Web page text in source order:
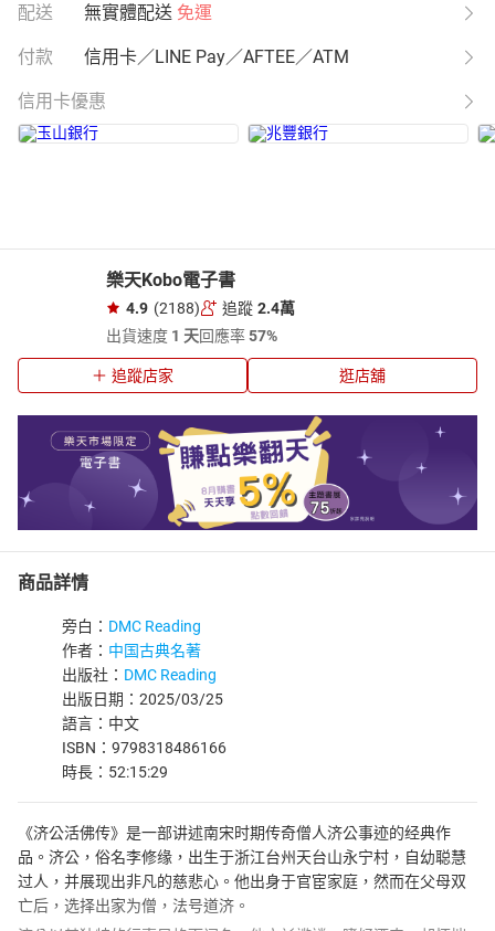
配送 無實體配送 免運
付款 信用卡／LINE Pay／AFTEE／ATM
信用卡優惠
樂天Kobo電子書
4.9 (2188) 追蹤 2.4萬
出貨速度 1 天回應率57%
追蹤店家 逛店舖
商品詳情
旁白： DMC Reading
作者： 中国古典名著
出版社： DMC Reading
出版日期：2025/03/25
語言：中文
ISBN：9798318486166
時長：52:15:29
《济公活佛传》是一部讲述南宋时期传奇僧人济公事迹的经典作
品。济公，俗名李修缘，出生于浙江台州天台山永宁村，自幼聪慧
过人，并展现出非凡的慈悲心。他出身于官宦家庭，然而在父母双
亡后，选择出家为僧，法号道济。